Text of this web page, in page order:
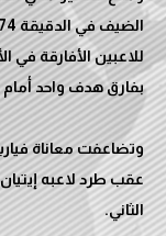
وتضاعفت معاناة
الثاني.